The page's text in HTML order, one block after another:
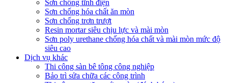
Sơn chống tĩnh điện
Sơn chống hóa chất ăn mòn
Sơn chống trơn trượt
Resin mortar siêu chịu lực và mài mòn
Sơn poly urethane chống hóa chất và mài mòn mức độ
siêu cao
Dịch vụ khác
Thi công sàn bê tông công nghiệp
Bảo trì sửa chữa các công trình